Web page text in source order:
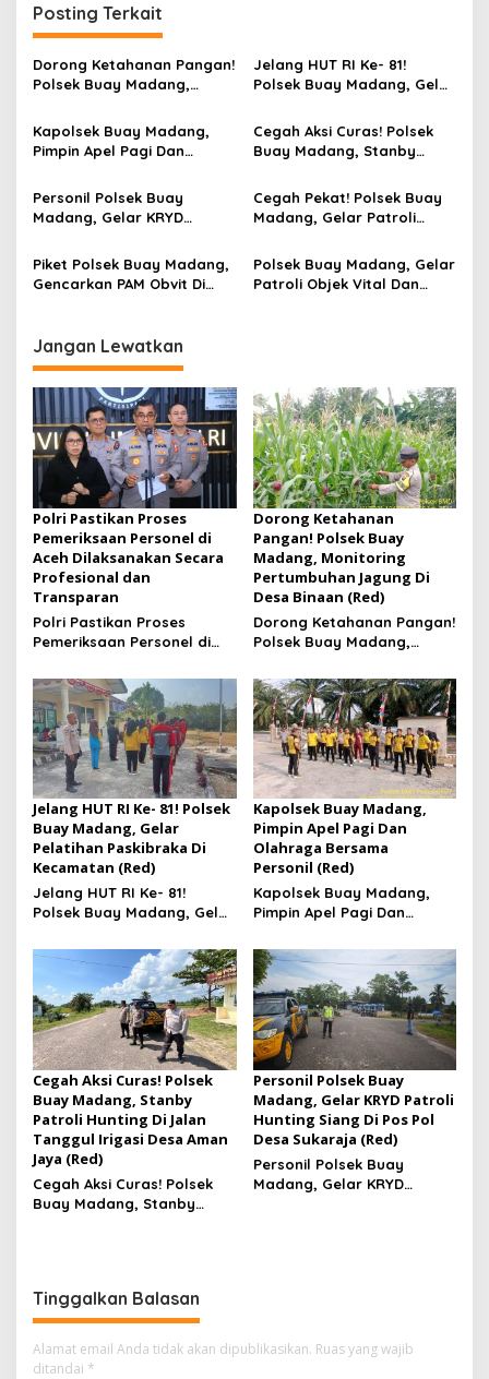
a
s
i
o
Posting Terkait
Dorong Ketahanan Pangan!
Polsek Buay Madang,
Jagung Di Desa Binaan
Jelang HUT RI Ke- 81!
Polsek Buay Madang, Gelar
Kecamatan
Kapolsek Buay Madang,
Pimpin Apel Pagi Dan
Personil
Cegah Aksi Curas! Polsek
Buay Madang, Stanby
Tanggul Irigasi Desa Aman
Jaya
Personil Polsek Buay
Madang, Gelar KRYD
Pol Desa Sukaraja
Cegah Pekat! Polsek Buay
Madang, Gelar Patroli
Koramil
Piket Polsek Buay Madang,
Gencarkan PAM Obvit Di
Polsek Buay Madang, Gelar
Patroli Objek Vital Dan
Jangan Lewatkan
Polri Pastikan Proses
Pemeriksaan Personel di
Aceh Dilaksanakan Secara
Profesional dan
Transparan
Polri Pastikan Proses
Pemeriksaan Personel di
Profesional dan
Transparan
Dorong Ketahanan
Pangan! Polsek Buay
Madang, Monitoring
Pertumbuhan Jagung Di
Desa Binaan (Red)
Dorong Ketahanan Pangan!
Polsek Buay Madang,
Jagung Di Desa Binaan
Jelang HUT RI Ke- 81! Polsek
Buay Madang, Gelar
Pelatihan Paskibraka Di
Kecamatan (Red)
Jelang HUT RI Ke- 81!
Polsek Buay Madang, Gelar
Kecamatan
Kapolsek Buay Madang,
Pimpin Apel Pagi Dan
Olahraga Bersama
Personil (Red)
Kapolsek Buay Madang,
Pimpin Apel Pagi Dan
Personil
Cegah Aksi Curas! Polsek
Buay Madang, Stanby
Patroli Hunting Di Jalan
Tanggul Irigasi Desa Aman
Jaya (Red)
Cegah Aksi Curas! Polsek
Buay Madang, Stanby
Personil Polsek Buay
Madang, Gelar KRYD Patroli
Hunting Siang Di Pos Pol
Desa Sukaraja (Red)
Personil Polsek Buay
Madang, Gelar KRYD
Tinggalkan Balasan
Alamat email Anda tidak akan dipublikasikan. Ruas yang wajib
ditandai *